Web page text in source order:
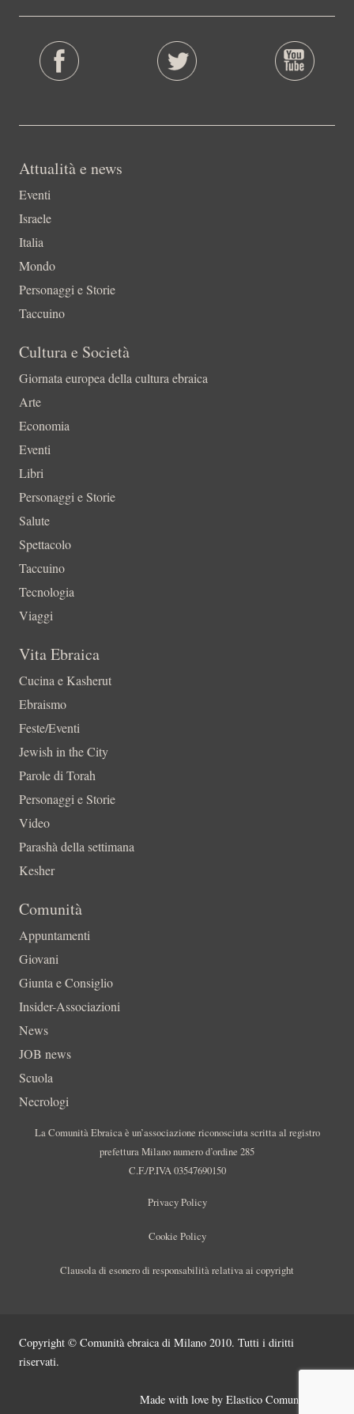
Attualità e news
Eventi
Israele
Italia
Mondo
Personaggi e Storie
Taccuino
Cultura e Società
Giornata europea della cultura ebraica
Arte
Economia
Eventi
Libri
Personaggi e Storie
Salute
Spettacolo
Taccuino
Tecnologia
Viaggi
Vita Ebraica
Cucina e Kasherut
Ebraismo
Feste/Eventi
Jewish in the City
Parole di Torah
Personaggi e Storie
Video
Parashà della settimana
Kesher
Comunità
Appuntamenti
Giovani
Giunta e Consiglio
Insider-Associazioni
News
JOB news
Scuola
Necrologi
La Comunità Ebraica è un’associazione riconosciuta scritta al registro
prefettura Milano numero d’ordine 285
C.F./P.IVA 03547690150
Privacy Policy
Cookie Policy
Clausola di esonero di responsabilità relativa ai copyright
Copyright © Comunità ebraica di Milano 2010. Tutti i diritti
riservati.
Made with love by Elastico Comunicazione